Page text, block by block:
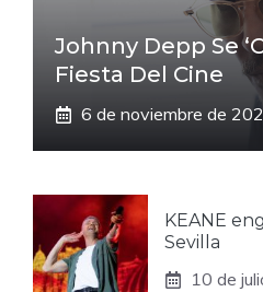
Johnny Depp Se
Fiesta Del Cine
6 de noviembre de
KEANE
Sevilla
10 de